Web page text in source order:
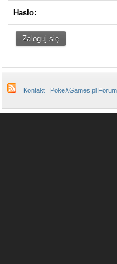
Hasło:
Kontakt PokeXGames.pl